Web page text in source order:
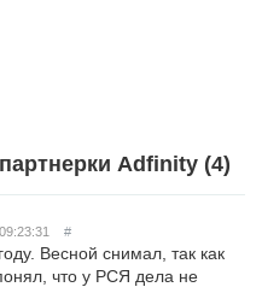
Adfinity (4)
#
Весной снимал, так как
что у РСЯ дела не